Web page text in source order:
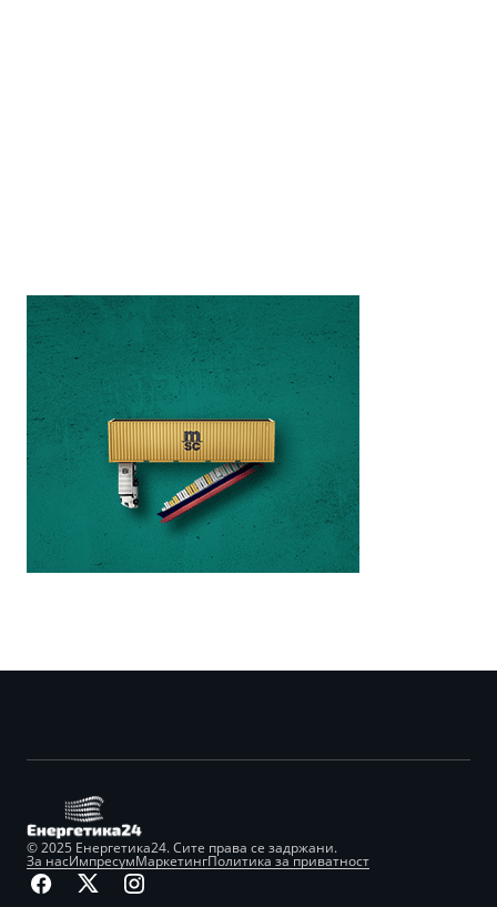
© 2025 Енергетика24. Сите права се задржани.
За насИмпресумМаркетингПолитика за приватност